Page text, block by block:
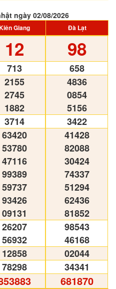
ngày 02/08/2026
Giang Đà Lạt
12
713
2155
2745
1882
3714
63420
53780
47116
99389
59737
93426
09131
26207
56932
12858
78298
98
658
4836
0854
5156
3422
41428
82088
30424
74337
51294
62436
81852
98543
46168
02044
34341
681870